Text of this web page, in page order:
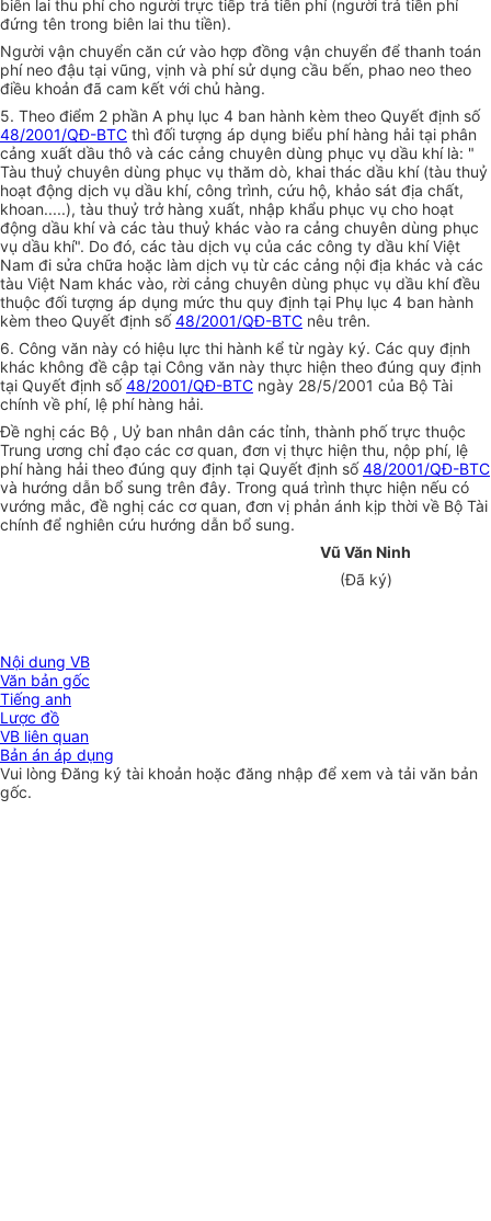
biên lai thu phí cho người trực tiếp trả tiền phí (người trả tiền phí
đứng tên trong biên lai thu tiền).
Người vận chuyển căn cứ vào hợp đồng vận chuyển để thanh toán
phí neo đậu tại vũng, vịnh và phí sử dụng cầu bến, phao neo theo
điều khoản đã cam kết với chủ hàng.
5. Theo điểm 2 phần A phụ lục 4 ban hành kèm theo Quyết định số
48/2001/QĐ-BTC thì đối tượng áp dụng biểu phí hàng hải tại phân
cảng xuất dầu thô và các cảng chuyên dùng phục vụ dầu khí là: "
Tàu thuỷ chuyên dùng phục vụ thăm dò, khai thác dầu khí (tàu thuỷ
hoạt động dịch vụ dầu khí, công trình, cứu hộ, khảo sát địa chất,
khoan.....), tàu thuỷ trở hàng xuất, nhập khẩu phục vụ cho hoạt
động dầu khí và các tàu thuỷ khác vào ra cảng chuyên dùng phục
vụ dầu khí". Do đó, các tàu dịch vụ của các công ty dầu khí Việt
Nam đi sửa chữa hoặc làm dịch vụ từ các cảng nội địa khác và các
tàu Việt Nam khác vào, rời cảng chuyên dùng phục vụ dầu khí đều
thuộc đối tượng áp dụng mức thu quy định tại Phụ lục 4 ban hành
kèm theo Quyết định số48/2001/QĐ-BTC nêu trên.
6. Công văn này có hiệu lực thi hành kể từ ngày ký. Các quy định
khác không đề cập tại Công văn này thực hiện theo đúng quy định
tại Quyết định số48/2001/QĐ-BTC ngày 28/5/2001 của Bộ Tài
chính về phí, lệ phí hàng hải.
Đề nghị các Bộ , Uỷ ban nhân dân các tỉnh, thành phố trực thuộc
Trung ương chỉ đạo các cơ quan, đơn vị thực hiện thu, nộp phí, lệ
phí hàng hải theo đúng quy định tại Quyết định số48/2001/QĐ-BTC
và hướng dẫn bổ sung trên đây. Trong quá trình thực hiện nếu có
vướng mắc, đề nghị các cơ quan, đơn vị phản ánh kịp thời về Bộ Tài
chính để nghiên cứu hướng dẫn bổ sung.
Vũ Văn Ninh
(Đã ký)
Nội dung VB
Văn bản gốc
Tiếng anh
Lược đồ
VB liên quan
Bản án áp dụng
Vui lòngĐăng ký tài khoản hoặc đăng nhập để xem và tải văn bản
gốc.